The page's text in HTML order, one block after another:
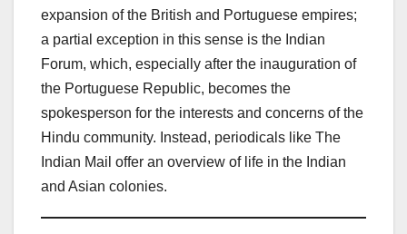
expansion of the British and Portuguese empires;
a partial exception in this sense is the Indian
Forum, which, especially after the inauguration of
the Portuguese Republic, becomes the
spokesperson for the interests and concerns of the
Hindu community. Instead, periodicals like The
Indian Mail offer an overview of life in the Indian
and Asian colonies.